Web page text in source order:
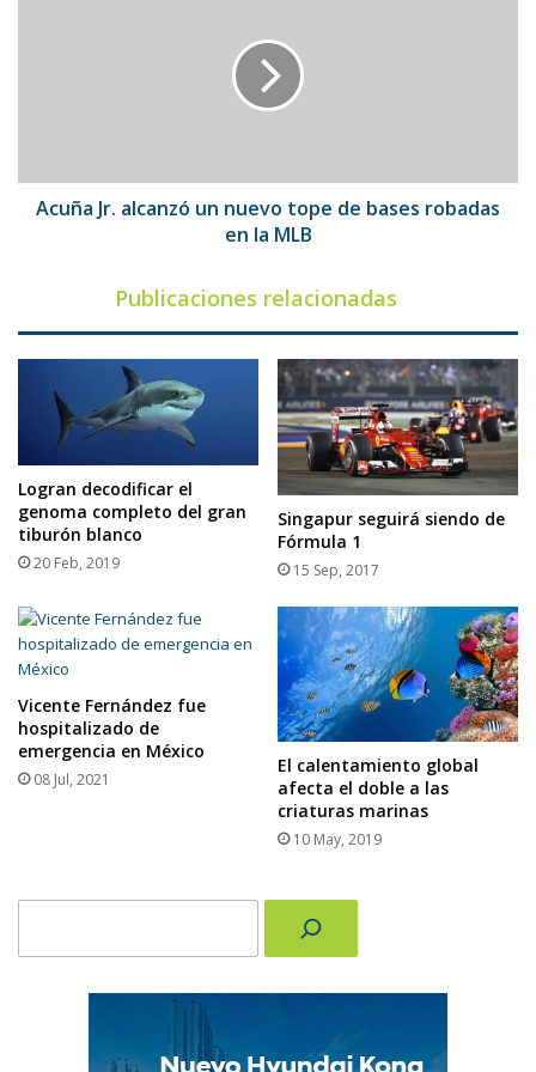
robadas
Acuña Jr. alcanzó un nuevo tope de bases robadas
en la MLB
Publicaciones relacionadas
Logran decodificar el
genoma completo del gran
tiburón blanco
20 Feb, 2019
Singapur seguirá siendo de
Fórmula 1
15 Sep, 2017
Vicente Fernández fue
hospitalizado de
emergencia en México
08 Jul, 2021
El calentamiento global
afecta el doble a las
criaturas marinas
10 May, 2019